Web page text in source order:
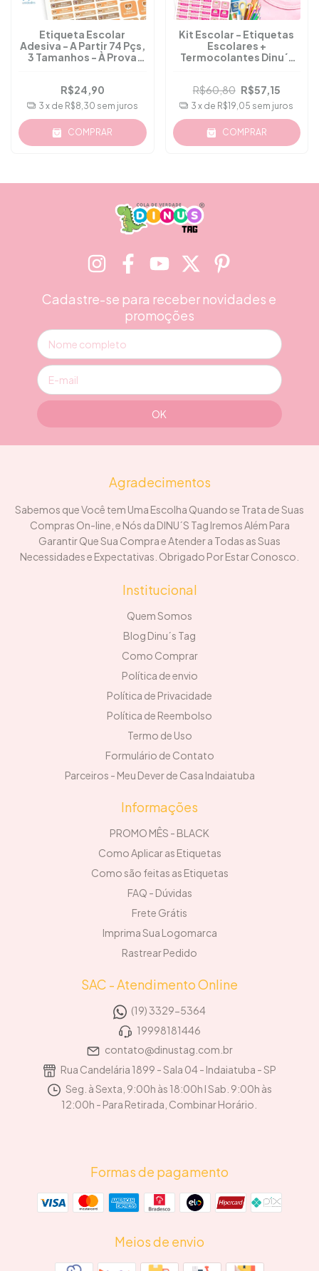
Etiqueta Escolar
Adesiva - A Partir 74 Pçs,
3 Tamanhos - À Prova
R$24,90
3 x de R$8,30 sem juros
COMPRAR
Kit Escolar - Etiquetas
Escolares +
Termocolantes Dinu´s
R$60,80 R$57,15
3 x de R$19,05 sem juros
COMPRAR
Cadastre-se para receber novidades e
promoções
Agradecimentos
Sabemos que Você tem Uma Escolha Quando se Trata de Suas
Compras On-line, e Nós da DINU´S Tag Iremos Além Para
Garantir Que Sua Compra e Atender a Todas as Suas
Necessidades e Expectativas. Obrigado Por Estar Conosco.
Institucional
Quem Somos
Blog Dinu´s Tag
Como Comprar
Política de envio
Política de Privacidade
Política de Reembolso
Termo de Uso
Formulário de Contato
Parceiros - Meu Dever de Casa Indaiatuba
Informações
PROMO MÊS - BLACK
Como Aplicar as Etiquetas
Como são feitas as Etiquetas
FAQ - Dúvidas
Frete Grátis
Imprima Sua Logomarca
Rastrear Pedido
SAC - Atendimento Online
(19) 3329-5364
19998181446
contato@dinustag.com.br
Rua Candelária 1899 - Sala 04 - Indaiatuba - SP
Seg. à Sexta, 9:00h às 18:00h I Sab. 9:00h às
12:00h - Para Retirada, Combinar Horário.
Formas de pagamento
Meios de envio